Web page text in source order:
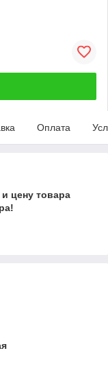
Оплата
цену товара